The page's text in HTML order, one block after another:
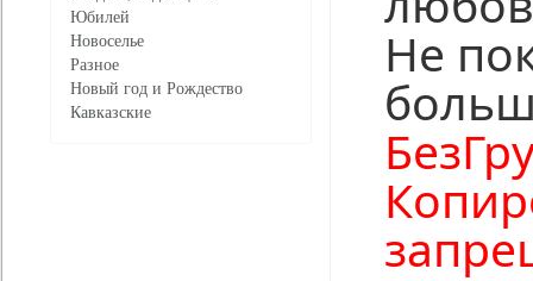
Юбилей
Новоселье
Разное
Новый год и Рождество
Кавказские
Не